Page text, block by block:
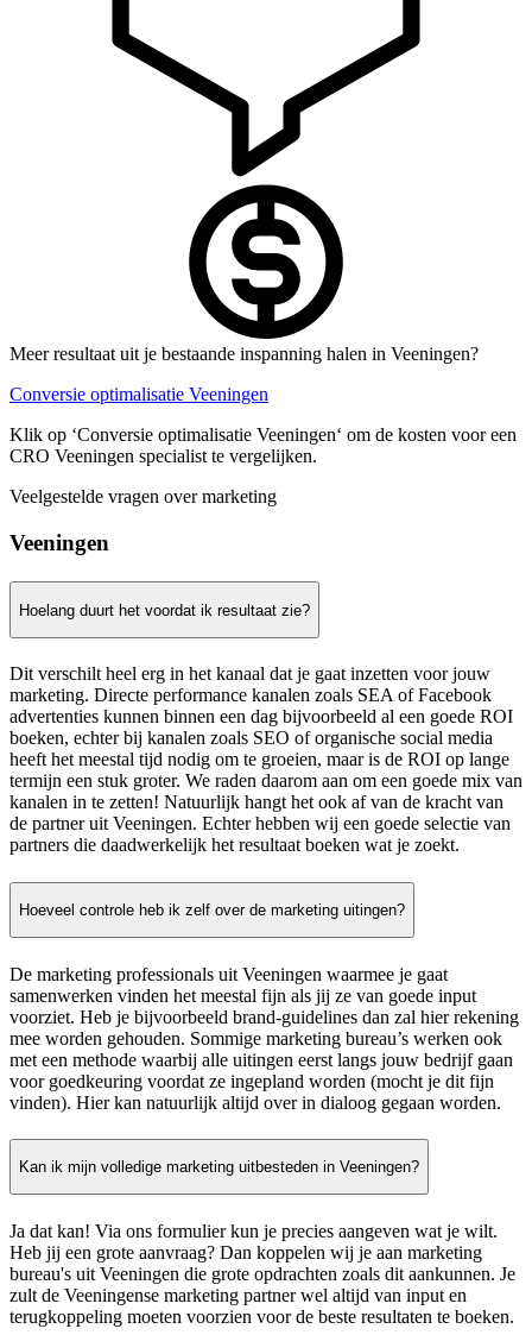
Meer resultaat uit je bestaande inspanning halen in Veeningen?
Conversie optimalisatie Veeningen
Klik op ‘Conversie optimalisatie Veeningen‘ om de kosten voor een
CRO Veeningen specialist te vergelijken.
Veelgestelde vragen over marketing
Veeningen
Hoelang duurt het voordat ik resultaat zie?
Dit verschilt heel erg in het kanaal dat je gaat inzetten voor jouw
marketing. Directe performance kanalen zoals SEA of Facebook
advertenties kunnen binnen een dag bijvoorbeeld al een goede ROI
boeken, echter bij kanalen zoals SEO of organische social media
heeft het meestal tijd nodig om te groeien, maar is de ROI op lange
termijn een stuk groter. We raden daarom aan om een goede mix van
kanalen in te zetten! Natuurlijk hangt het ook af van de kracht van
de partner uit Veeningen. Echter hebben wij een goede selectie van
partners die daadwerkelijk het resultaat boeken wat je zoekt.
Hoeveel controle heb ik zelf over de marketing uitingen?
De marketing professionals uit Veeningen waarmee je gaat
samenwerken vinden het meestal fijn als jij ze van goede input
voorziet. Heb je bijvoorbeeld brand-guidelines dan zal hier rekening
mee worden gehouden. Sommige marketing bureau’s werken ook
met een methode waarbij alle uitingen eerst langs jouw bedrijf gaan
voor goedkeuring voordat ze ingepland worden (mocht je dit fijn
vinden). Hier kan natuurlijk altijd over in dialoog gegaan worden.
Kan ik mijn volledige marketing uitbesteden in Veeningen?
Ja dat kan! Via ons formulier kun je precies aangeven wat je wilt.
Heb jij een grote aanvraag? Dan koppelen wij je aan marketing
bureau's uit Veeningen die grote opdrachten zoals dit aankunnen. Je
zult de Veeningense marketing partner wel altijd van input en
terugkoppeling moeten voorzien voor de beste resultaten te boeken.